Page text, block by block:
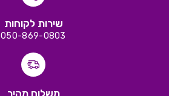
שירות לקוחות
050-869-0803